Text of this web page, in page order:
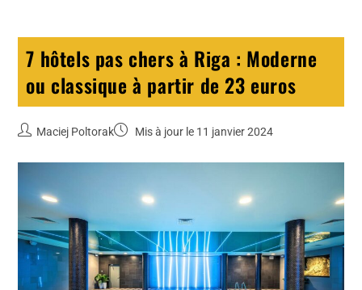
7 hôtels pas chers à Riga : Moderne
ou classique à partir de 23 euros
Maciej Poltorak Mis à jour le 11 janvier 2024